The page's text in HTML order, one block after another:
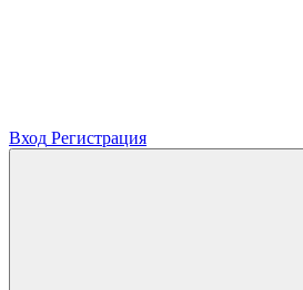
Вход Регистрация